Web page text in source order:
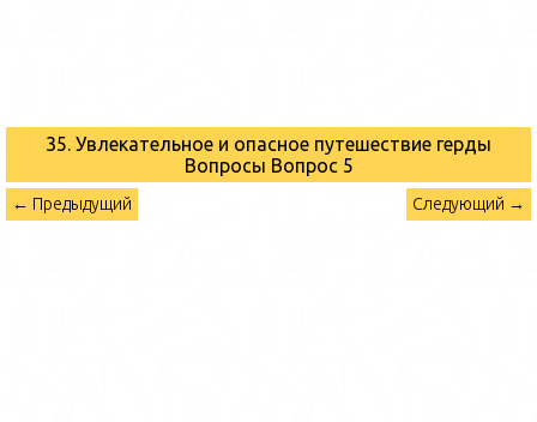
35. Увлекательное и опасное путешествие герды
Вопросы Вопрос 5
← Предыдущий Следующий →